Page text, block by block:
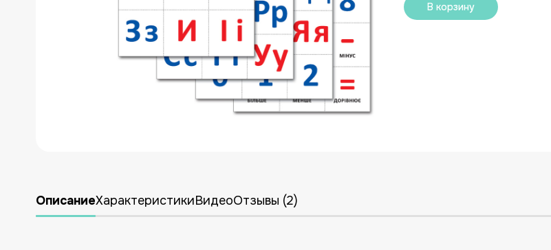
ДЛЯ ДЕТСКОЙ КОМНАТЫ
ЛИКВИДАЦИЯ
В корзину
ОписаниеХарактеристикиВидеоОтзывы (2)